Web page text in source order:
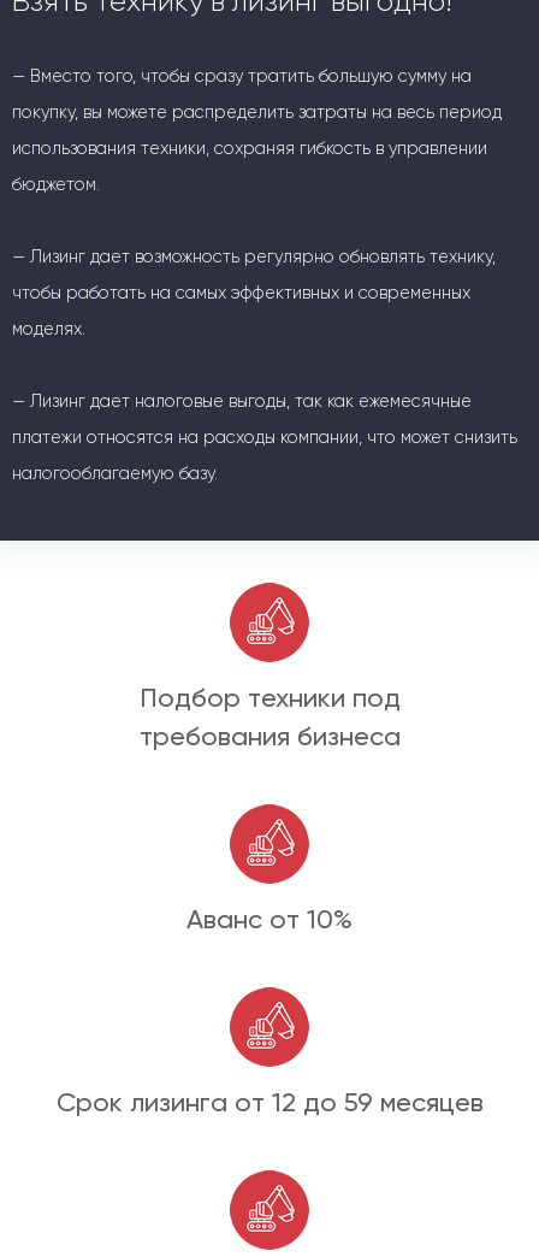
— Вместо того, чтобы сразу тратить большую сумму на
покупку, вы можете распределить затраты на весь период
использования техники, сохраняя гибкость в управлении
бюджетом.
— Лизинг дает возможность регулярно обновлять технику,
чтобы работать на самых эффективных и современных
моделях.
— Лизинг дает налоговые выгоды, так как ежемесячные
платежи относятся на расходы компании, что может снизить
налогооблагаемую базу.
Подбор техники под
требования бизнеса
Аванс от 10%
Срок лизинга от 12 до 59 месяцев